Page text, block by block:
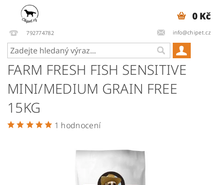
792774782 info@chipet.cz
0 Kč
FARM FRESH FISH SENSITIVE
MINI/MEDIUM GRAIN FREE
15KG
1 hodnocení